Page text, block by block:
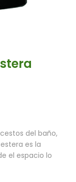
del baño,
es la
el espacio lo